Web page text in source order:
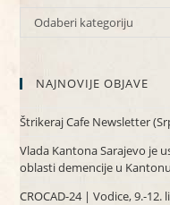
KATEGORIJE
Odaberi kategoriju
NAJNOVIJE OBJAVE
Štrikeraj Cafe Newsletter
Vlada Kantona Sarajevo je
oblasti demencije u
CROCAD-24 | Vodice, 9.-12.